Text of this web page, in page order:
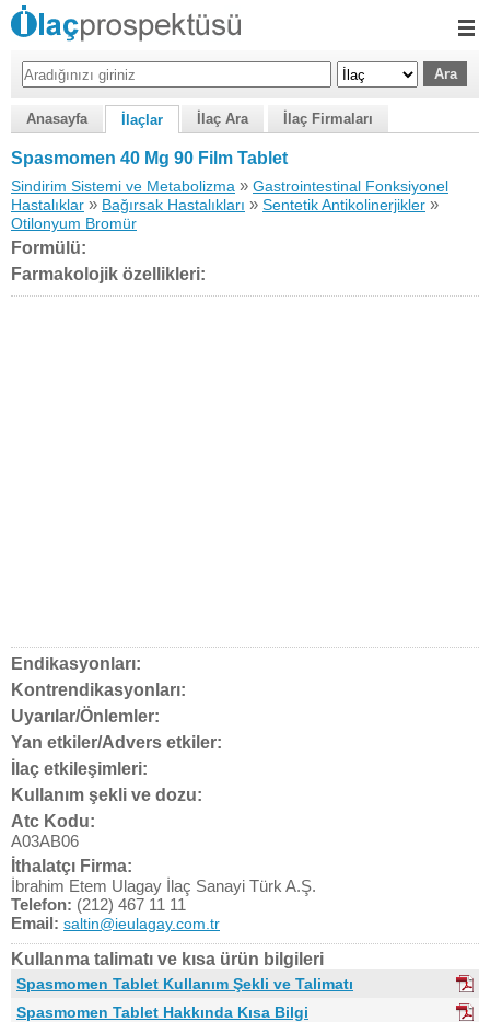
Anasayfa İlaçlar İlaç Ara İlaç Firmaları
Spasmomen 40 Mg 90 Film Tablet
Sindirim Sistemi ve Metabolizma » Gastrointestinal Fonksiyonel
Hastalıklar » Bağırsak Hastalıkları » Sentetik Antikolinerjikler »
Otilonyum Bromür
Formülü:
Farmakolojik özellikleri:
Endikasyonları:
Kontrendikasyonları:
Uyarılar/Önlemler:
Yan etkiler/Advers etkiler:
İlaç etkileşimleri:
Kullanım şekli ve dozu:
Atc Kodu:
A03AB06
İthalatçı Firma:
İbrahim Etem Ulagay İlaç Sanayi Türk A.Ş.
Telefon: (212) 467 11 11
Email: saltin@ieulagay.com.tr
Kullanma talimatı ve kısa ürün bilgileri
Spasmomen Tablet Kullanım Şekli ve Talimatı
Spasmomen Tablet Hakkında Kısa Bilgi